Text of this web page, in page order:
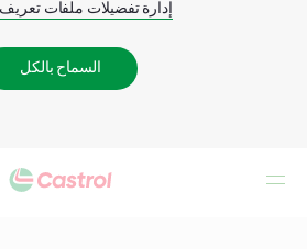
إدارة تفضيلات ملفات تعريف
السماح بالكل